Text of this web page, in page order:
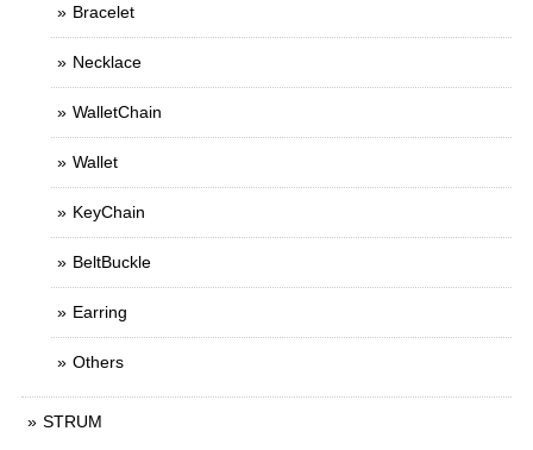
Bracelet
Necklace
WalletChain
Wallet
KeyChain
BeltBuckle
Earring
Others
STRUM